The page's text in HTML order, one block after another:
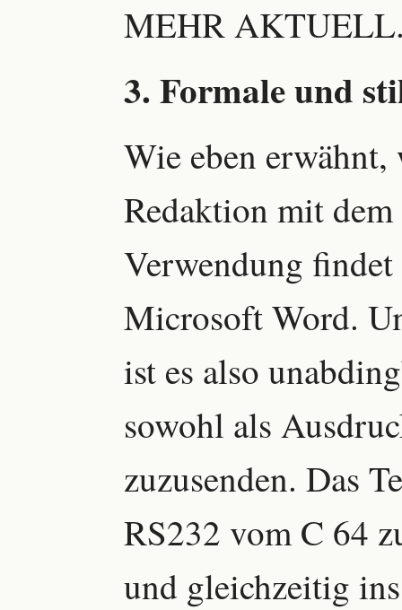
MEHR
3. Formale und
Wie eben
Redaktion mit
Verwendung
Microsoft Word.
ist es also
sowohl als
zuzusenden. Das
RS232 vom C 64
und gleichzeitig